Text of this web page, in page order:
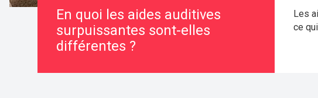
En quoi les aides auditives
surpuissantes sont-elles
différentes ?
Les
ce